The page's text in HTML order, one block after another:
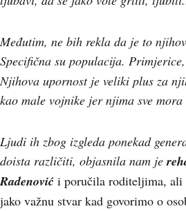
Međutim, ne bih rekla da je to
Specifična su populacija. Primjerice,
Njihova upornost je veliki plus za
kao male vojnike jer njima sve
Ljudi ih zbog izgleda ponekad
doista različiti, objasnila nam je
Radenović i poručila roditeljima,
jako važnu stvar kad govorimo o